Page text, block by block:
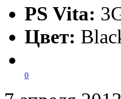
PS Vita:
Цвет:
0